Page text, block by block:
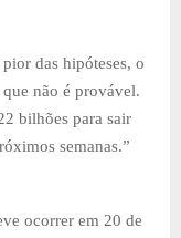
das hipóteses, o
não é provável.
bilhões para sair
semanas.”
ocorrer em 20 de